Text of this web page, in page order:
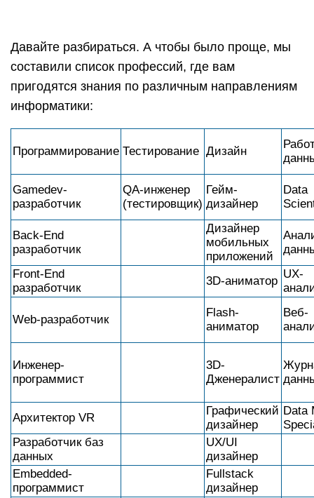
Давайте разбираться. А чтобы было проще, мы
составили список профессий, где вам
пригодятся знания по различным направлениям
информатики:
Программирование Тестирование Дизайн
Gamedev-
разработчик
QA-инженер
(тестировщик)
Гейм-
дизайнер
Data
Back-End
разработчик
Дизайнер
мобильных
приложений
Front-End
разработчик
3D-аниматор
UX-
Web-разработчик
Flash-
аниматор
Веб-
Инженер-
программист
3D-
Дженералист
Архитектор VR
Графический
дизайнер
Data
Разработчик баз
данных
UX/UI
дизайнер
Embedded-
программист
Fullstack
дизайнер